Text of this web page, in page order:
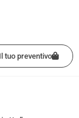
Il tuo preventivo